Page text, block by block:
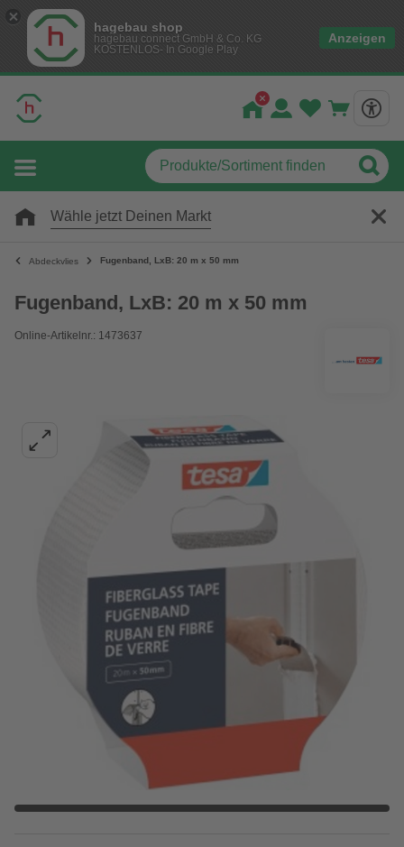
hagebau shop
hagebau connect GmbH & Co. KG
KOSTENLOS- In Google Play
Anzeigen
Wähle jetzt Deinen Markt
Abdeckvlies Fugenband, LxB: 20 m x 50 mm
Fugenband, LxB: 20 m x 50 mm
Online-Artikelnr.: 1473637